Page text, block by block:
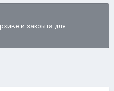
и закрыта для